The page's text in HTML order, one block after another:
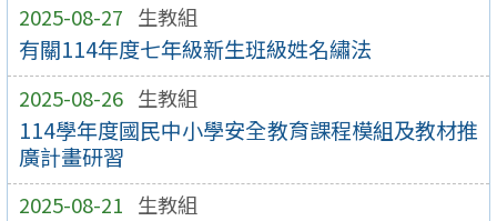
2025-08-27 生教組
有關114年度七年級新生班級姓名繡法
2025-08-26 生教組
114學年度國民中小學安全教育課程模組及教材推
廣計畫研習
2025-08-21 生教組